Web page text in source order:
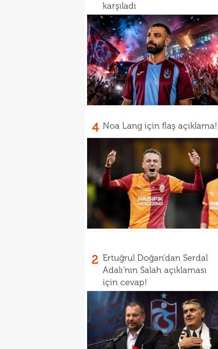
karşıladı
4 Noa Lang için flaş açıklama!
2 Ertuğrul Doğan'dan Serdal
Adalı'nın Salah açıklaması
için cevap!